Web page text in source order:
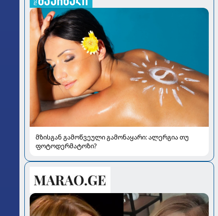
მზისგან გამოწვეული გამონაყარი: ალერგია თუ
ფოტოდერმატოზი?